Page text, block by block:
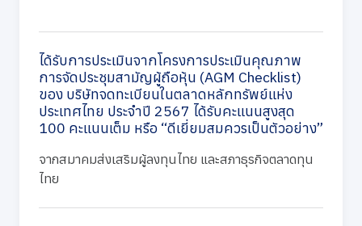
ได้รับการประเมินจากโครงการประเมินคุณภาพ
การจัดประชุมสามัญผู้ถือหุ้น (AGM Checklist)
ของ บริษัทจดทะเบียนในตลาดหลักทรัพย์แห่ง
ประเทศไทย ประจำปี 2567 ได้รับคะแนนสูงสุด
100 คะแนนเต็ม หรือ “ดีเยี่ยมสมควรเป็นตัวอย่าง”
จากสมาคมส่งเสริมผู้ลงทุนไทย และสภาธุรกิจตลาดทุน
ไทย